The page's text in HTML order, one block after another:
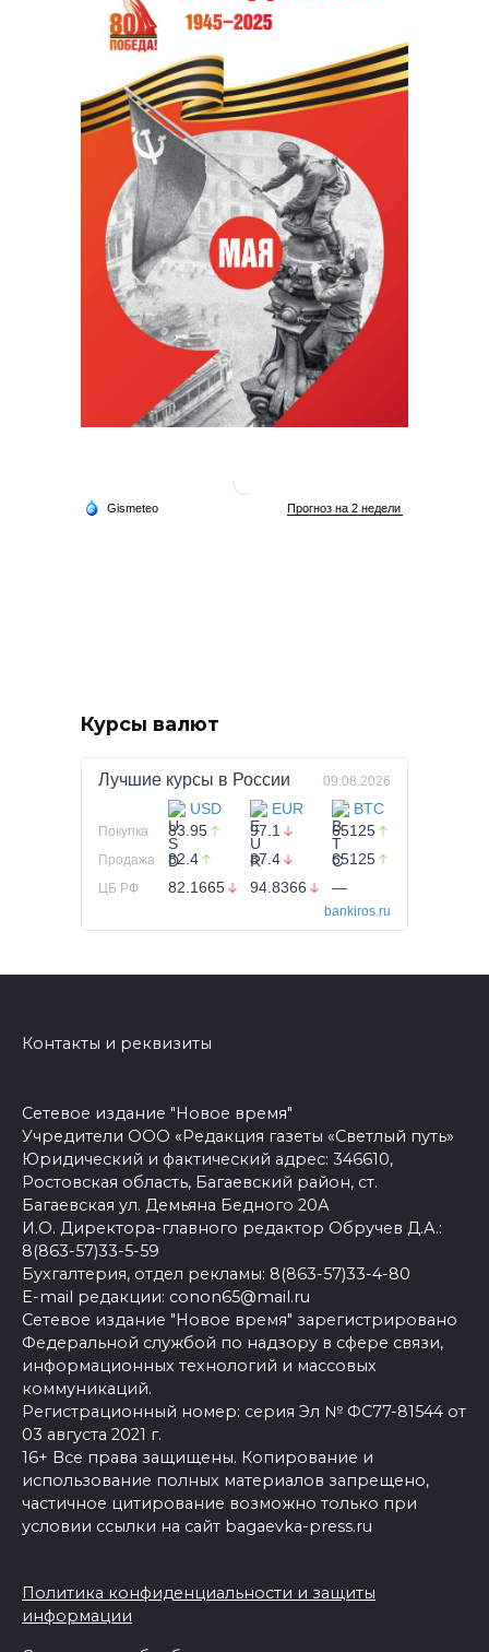
Курсы валют
Лучшие курсы в России 09.08.2026
USD EUR BTC
Покупка 83.95 97.1 65125
Продажа 82.4 87.4 65125
ЦБ РФ 82.1665 94.8366 —
bankiros.ru
Контакты и реквизиты
Сетевое издание "Новое время"
Учредители ООО «Редакция газеты «Светлый путь»
Юридический и фактический адрес: 346610,
Ростовская область, Багаевский район, ст.
Багаевская ул. Демьяна Бедного 20А
И.О. Директора-главного редактор Обручев Д.А.:
8(863-57)33-5-59
Бухгалтерия, отдел рекламы: 8(863-57)33-4-80
E-mail редакции: conon65@mail.ru
Сетевое издание "Новое время" зарегистрировано
Федеральной службой по надзору в сфере связи,
информационных технологий и массовых
коммуникаций.
Регистрационный номер: серия Эл № ФС77-81544 от
03 августа 2021 г.
16+ Все права защищены. Копирование и
использование полных материалов запрещено,
частичное цитирование возможно только при
условии ссылки на сайт bagaevka-press.ru
Политика конфиденциальности и защиты
информации